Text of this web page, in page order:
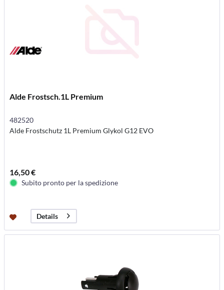
Alde Frostsch.1L Premium
482520
Alde Frostschutz 1L Premium Glykol G12 EVO
16,50 €
Subito pronto per la spedizione
Details